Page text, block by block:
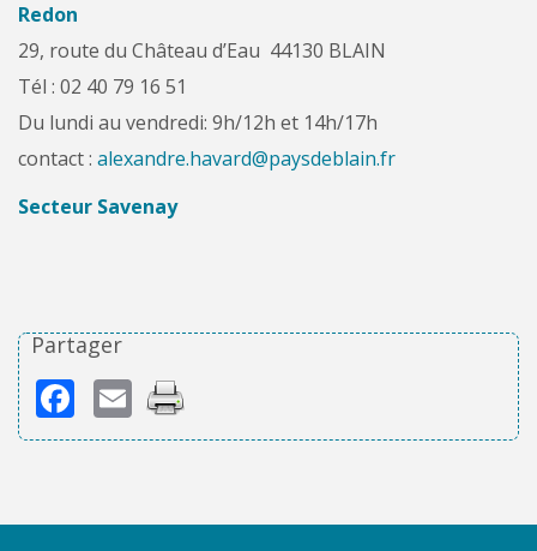
Redon
29, route du Château d’Eau 44130 BLAIN
Tél : 02 40 79 16 51
Du lundi au vendredi: 9h/12h et 14h/17h
contact : alexandre.havard@paysdeblain.fr
Secteur Savenay
Partager
Facebook
Email